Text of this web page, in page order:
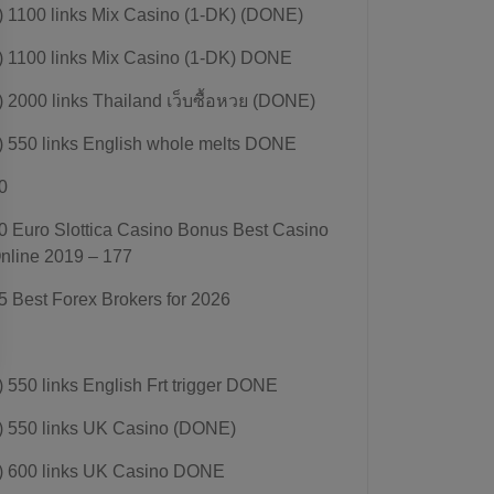
1100 links Mix Casino (1-DK) (DONE)
1100 links Mix Casino (1-DK) DONE
2000 links Thailand เว็บซื้อหวย (DONE)
550 links English whole melts DONE
Euro Slottica Casino Bonus Best Casino
2019 – 177
Best Forex Brokers for 2026
550 links English Frt trigger DONE
550 links UK Casino (DONE)
600 links UK Casino DONE